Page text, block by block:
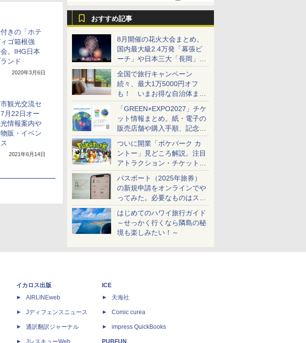
おすすめ記事
8月開催の花火大会まとめ。
国内最大級2.4万発「幕張ビ
ーチ」や日本三大「長岡」な
ど大型イベント目白押し！
全国で旅行キャンペーン
続々、最大1万5000円オフ
も！ いまお得な自治体まと
め
「GREEN×EXPO2027」チケ
ット情報まとめ。紙・電子の
販売店舗や購入手順、記念チ
ケットも解説
ついに開業「ポケパーク カ
ントー」見どころ解説。注目
アトラクション・チケット手
配・来場前に必要な準備は？
パスポート（2025年旅券）
の新規申請をオンラインでや
ってみた。必要なものはスマ
ホとマイナカードのみ
はじめてのハワイ旅行ガイド
～せっかく行くなら隣島の秘
境も楽しみたい！～
きの「ホテ
ゴ箱根強
。IHG日本
ンド
2020年3月6日
市観光交流セ
月22日オー
情報案内や
販・イベン
2021年6月14日
イカロス出版
AIRLINEweb
Jディフェンスニュース
通訳翻訳ジャーナル
JレスキューWeb
ICE
天海社
Comic curea
impress QuickBooks
PUBFUN